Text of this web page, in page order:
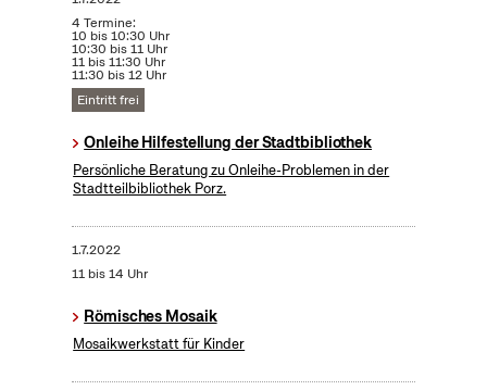
4 Termine:
10 bis 10:30 Uhr
10:30 bis 11 Uhr
11 bis 11:30 Uhr
11:30 bis 12 Uhr
Eintritt frei
Onleihe Hilfestellung der Stadtbibliothek
Persönliche Beratung zu Onleihe-Problemen in der
Stadtteilbibliothek Porz.
1.7.2022
11 bis 14 Uhr
Römisches Mosaik
Mosaikwerkstatt für Kinder